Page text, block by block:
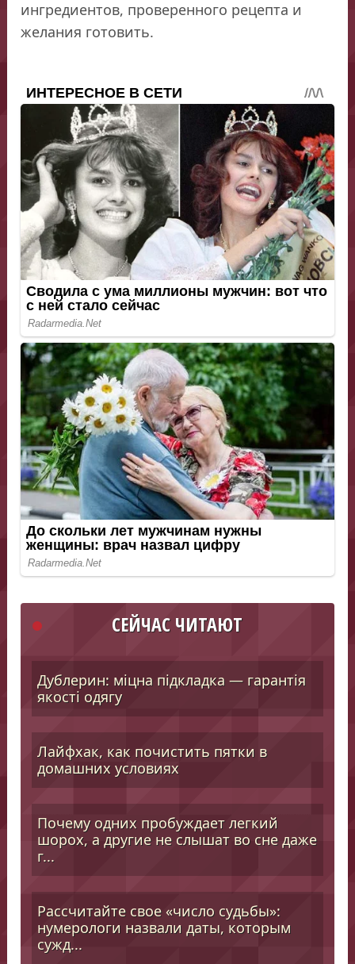
ингредиентов, проверенного рецепта и
желания готовить.
СЕЙЧАС ЧИТАЮТ
Дублерин: міцна підкладка — гарантія
якості одягу
Лайфхак, как почистить пятки в
домашних условиях
Почему одних пробуждает легкий
шорох, а другие не слышат во сне даже
г...
Рассчитайте свое «число судьбы»:
нумерологи назвали даты, которым
сужд...